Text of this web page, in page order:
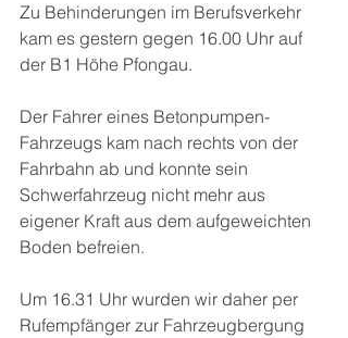
​Zu Behinderungen im Berufsverkehr
kam es gestern gegen 16.00 Uhr auf
der B1 Höhe Pfongau.
Der Fahrer eines Betonpumpen-
Fahrzeugs kam nach rechts von der
Fahrbahn ab und konnte sein
Schwerfahrzeug nicht mehr aus
eigener Kraft aus dem aufgeweichten
Boden befreien.
Um 16.31 Uhr wurden wir daher per
Rufempfänger zur Fahrzeugbergung